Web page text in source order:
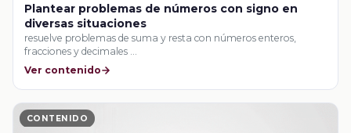
Plantear problemas de números con signo en
diversas situaciones
resuelve problemas de suma y resta con números enteros,
fracciones y decimales …
Ver contenido
CONTENIDO